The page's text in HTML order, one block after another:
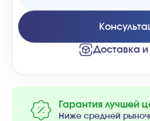
Гарантия лучшей
Ниже средней
Доставка и